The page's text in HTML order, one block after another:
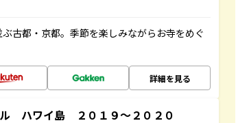
古都・京都。季節を楽しみながらお寺をめぐ
詳細を見る
ハワイ島 ２０１９～２０２０